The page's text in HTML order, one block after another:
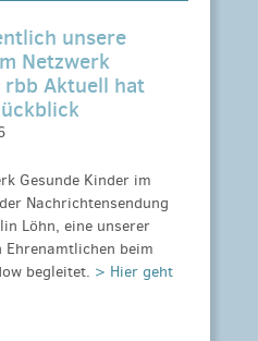
unsere
Netzwerk
rbb Aktuell hat
Gesunde Kinder im
Nachrichtensendung
Löhn, eine unserer
beim
begleitet. > Hier geht